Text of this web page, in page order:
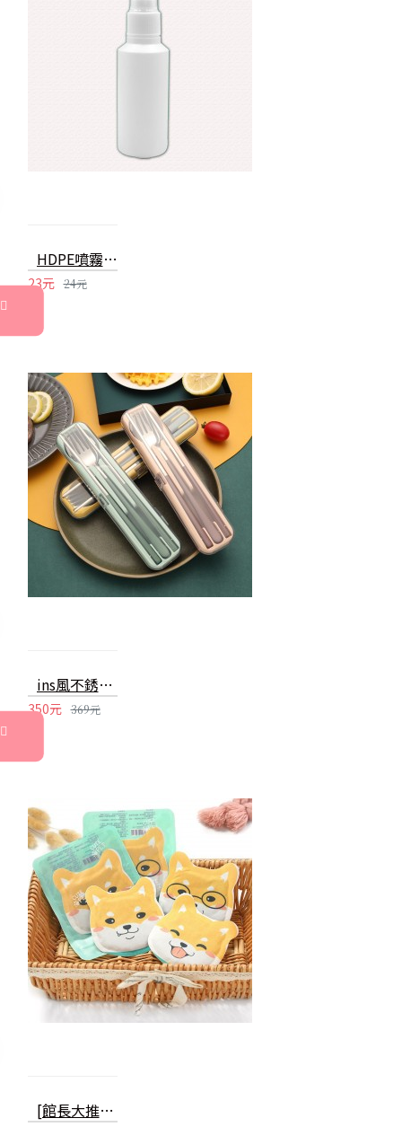
HDPE噴霧瓶 60ml可裝酒精消毒水分裝瓶 2號噴霧瓶
23元 24元
ins風不銹鋼餐具三件組 環保餐具組 隨身餐具 方便攜帶 上班族必備
350元 369元
[館長大推] 創意狗狗造型貼式暖暖包